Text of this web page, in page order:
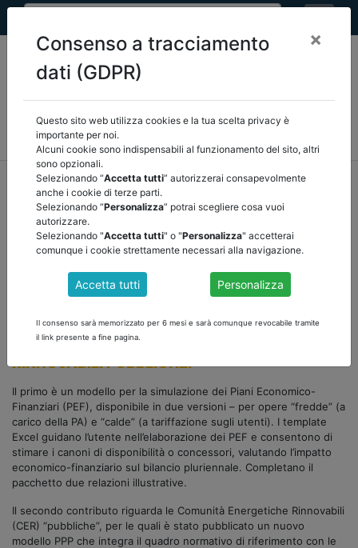
MEF FINANZA LOCALE/OSSERVATORIO
NORMATIVA
CORTE DEI CONTI E GIURISPRUDENZA
home documenti pubblici mef/torna indietro
DOCUMENTI PUBBLICI
NUOVI STRUMENTI DI PARTENARIATO
PUBBLICO PRIVATO LA RAGIONERIA
NUOVI MODELLI PER PIANI ECONOMICO-
FINANZIARI E COMUNITÀ ENERGETICHE
RINNOVABILI PUBBLICHE.
Il primo è un modello per la simulazione dei Piani Economico-
Finanziari (PEF), disponibile in due versioni – per opere “fredde” (a
carico della PA) e “calde” (a tariffazione sugli utenti). I template
Excel guidano l’utente nell’elaborazione dei PEF e consentono di
stimare i canoni di disponibilità o concessori, valutando l’impatto
economico-finanziario sul bilancio pluriennale. Completano il
pacchetto due relazioni illustrative.
Il secondo contributo riguarda le Comunità Energetiche Rinnovabili
(CER) “pubbliche”, per le quali è stato pubblicato un nuovo
modello PPP che integra il quadro normativo di riferimento con le
Consenso a tracciamento
dati (GDPR)
×
Questo sito web utilizza cookies e la tua scelta privacy è
importante per noi.
Alcuni cookie sono indispensabili al funzionamento del sito, altri
sono opzionali.
Selezionando “Accetta tutti” autorizzerai consapevolmente
anche i cookie di terze parti.
Selezionando “Personalizza” potrai scegliere cosa vuoi
autorizzare.
Selezionando "Accetta tutti" o "Personalizza" accetterai
comunque i cookie strettamente necessari alla navigazione.
Accetta tutti Personalizza
Il consenso sarà memorizzato per 6 mesi e sarà comunque revocabile tramite
il link presente a fine pagina.